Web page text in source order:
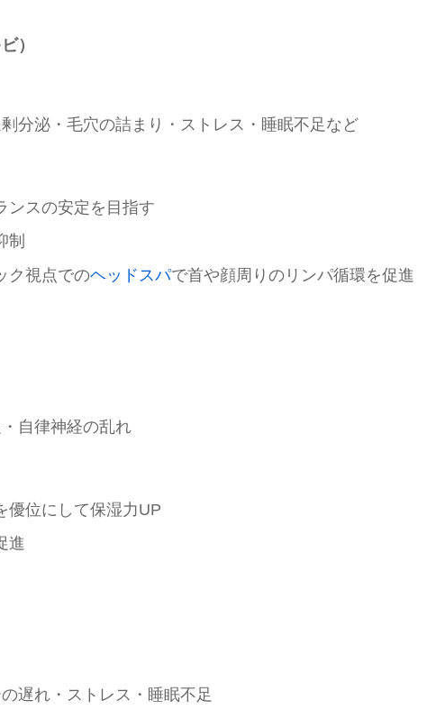
）
分泌・毛穴の詰まり・ストレス・睡眠不足など
ンスの安定を目指す
制
ク視点でのヘッドスパで首や顔周りのリンパ循環を促進
自律神経の乱れ
優位にして保湿力UP
進
遅れ・ストレス・睡眠不足